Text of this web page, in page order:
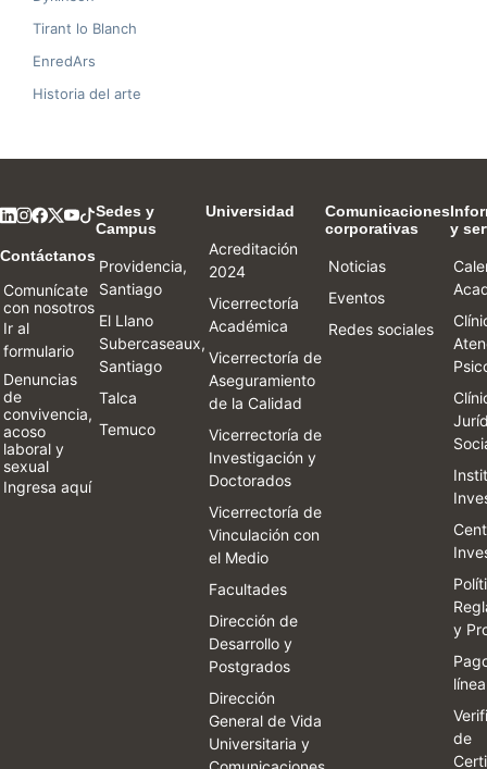
Tirant lo Blanch
EnredArs
Historia del arte
Contáctanos
Comunícate
con nosotros
Ir al
formulario
Denuncias
de
convivencia,
acoso
laboral y
sexual
Ingresa aquí
Sedes y
Campus
Providencia,
Santiago
El Llano
Subercaseaux,
Santiago
Talca
Temuco
Universidad
Acreditación
2024
Vicerrectoría
Académica
Vicerrectoría de
Aseguramiento
de la Calidad
Vicerrectoría de
Investigación y
Doctorados
Vicerrectoría de
Vinculación con
el Medio
Facultades
Dirección de
Desarrollo y
Postgrados
Dirección
General de Vida
Universitaria y
Comunicaciones
corporativas
Noticias
Eventos
Redes sociales
y
y
línea
de